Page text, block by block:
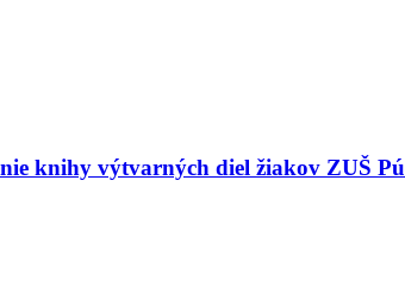
knihy výtvarných diel žiakov ZUŠ